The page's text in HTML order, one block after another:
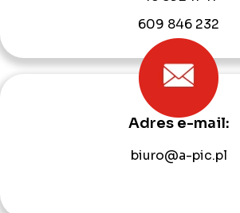
609 846 232
Adres e-mail:
biuro@a-pic.pl